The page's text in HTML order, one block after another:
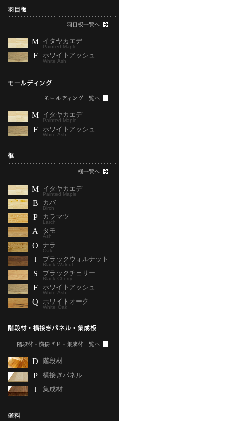
M イタヤカエデ
Painted Maple
F ホワイトアッシュ
White Ash
M イタヤカエデ
Painted Maple
F ホワイトアッシュ
White Ash
M イタヤカエデ
Painted Maple
B カバ
Birch
P カラマツ
Larch
A タモ
Ash
O ナラ
Oak
J ブラックウォルナット
Black Walnut
S ブラックチェリー
Black Cherry
F ホワイトアッシュ
White Ash
Q ホワイトオーク
White Oak
D 階段材
--
P 横接ぎパネル
--
J 集成材
--